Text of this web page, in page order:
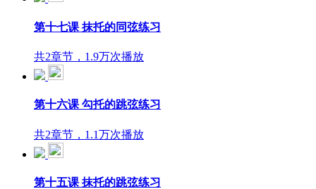
第十七课 抹托的同弦练习
共2章节，1.9万次播放
第十六课 勾托的跳弦练习
共2章节，1.1万次播放
第十五课 抹托的跳弦练习